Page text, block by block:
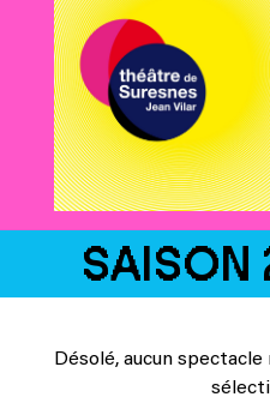
SAISON
Désolé, aucun